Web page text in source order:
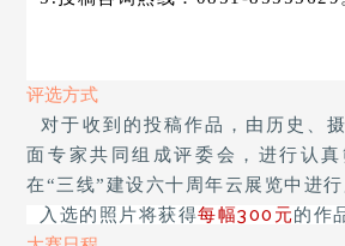
评选方式
对于收到的投稿作品，由历史、
面专家共同组成评委会，进行认
在“三线”建设六十周年云展览中进行
入选的照片将获得每幅300元的作